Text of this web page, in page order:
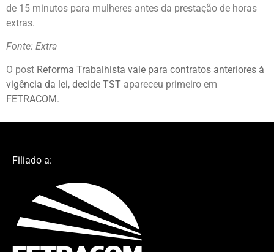
de 15 minutos para mulheres antes da prestação de horas
extras.
Fonte: Extra
O post Reforma Trabalhista vale para contratos anteriores à
vigência da lei, decide TST apareceu primeiro em
FETRACOM.
Filiado a: